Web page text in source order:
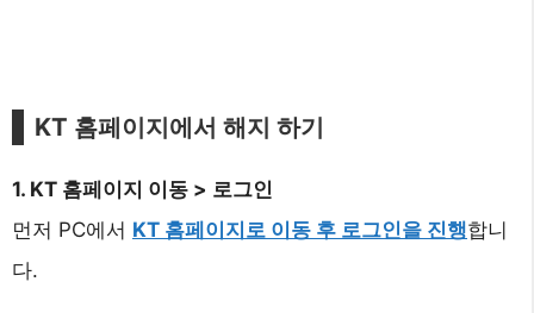
KT 홈페이지에서 해지 하기
1. KT 홈페이지 이동 > 로그인
먼저 PC에서 KT 홈페이지로 이동 후 로그인을 진행합니
다.